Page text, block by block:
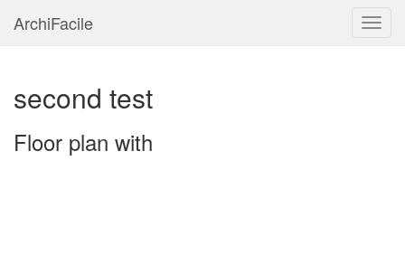
ArchiFacile
second test
Floor plan with